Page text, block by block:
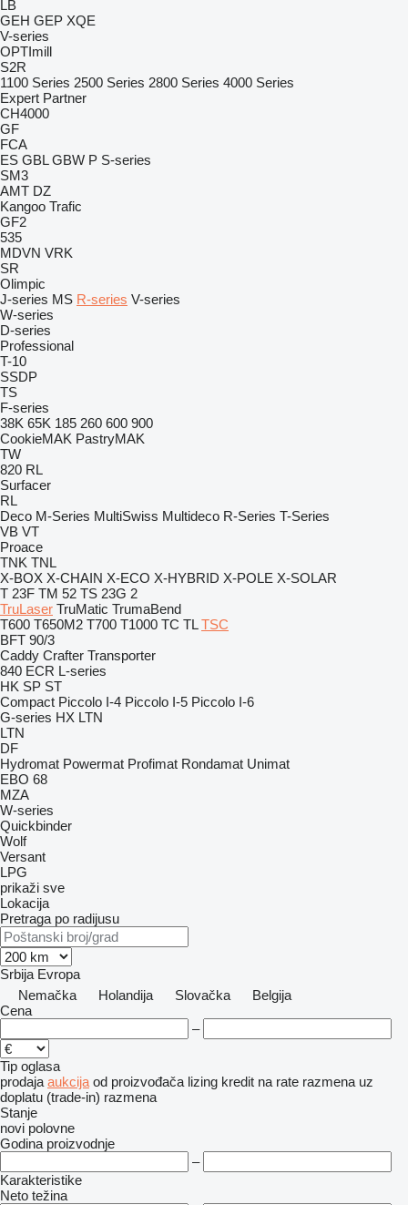
LB
GEH GEP XQE
V-series
OPTImill
S2R
1100 Series 2500 Series 2800 Series 4000 Series
Expert Partner
CH4000
GF
FCA
ES GBL GBW P S-series
SM3
AMT DZ
Kangoo Trafic
GF2
535
MDVN VRK
SR
Olimpic
J-series MS R-series V-series
W-series
D-series
Professional
T-10
SSDP
TS
F-series
38K 65K 185 260 600 900
CookieMAK PastryMAK
TW
820 RL
Surfacer
RL
Deco M-Series MultiSwiss Multideco R-Series T-Series
VB VT
Proace
TNK TNL
X-BOX X-CHAIN X-ECO X-HYBRID X-POLE X-SOLAR
T 23F TM 52 TS 23G 2
TruLaser TruMatic TrumaBend
T600 T650M2 T700 T1000 TC TL TSC
BFT 90/3
Caddy Crafter Transporter
840 ECR L-series
HK SP ST
Compact Piccolo I-4 Piccolo I-5 Piccolo I-6
G-series HX LTN
LTN
DF
Hydromat Powermat Profimat Rondamat Unimat
EBO 68
MZA
W-series
Quickbinder
Wolf
Versant
LPG
prikaži sve
Lokacija
Pretraga po radijusu
Srbija Evropa
Nemačka
Holandija Slovačka
Belgija
Cena
–
Tip oglasa
prodaja aukcija od proizvođača lizing kredit na rate razmena uz
doplatu (trade-in) razmena
Stanje
novi polovne
Godina proizvodnje
–
Karakteristike
Neto težina